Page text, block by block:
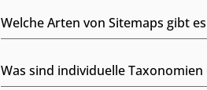
Welche Arten von Sitemaps gibt
Was sind individuelle